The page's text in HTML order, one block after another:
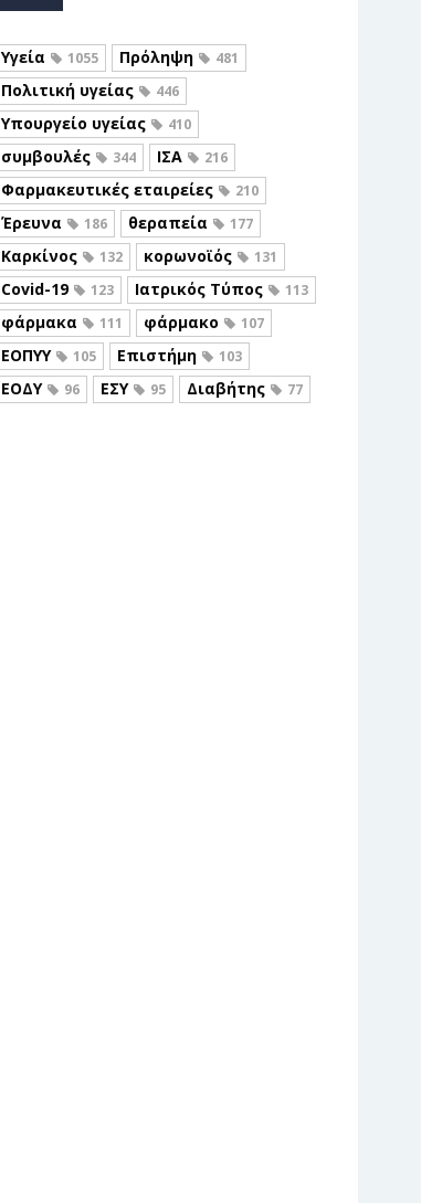
Υγεία 1055 Πρόληψη 481
Πολιτική υγείας 446
Υπουργείο υγείας 410
συμβουλές 344 ΙΣΑ 216
Φαρμακευτικές εταιρείες 210
Έρευνα 186 θεραπεία 177
Καρκίνος 132 κορωνοϊός 131
Covid-19 123 Ιατρικός Τύπος 113
φάρμακα 111 φάρμακο 107
ΕΟΠΥΥ 105 Επιστήμη 103
ΕΟΔΥ 96 ΕΣΥ 95 Διαβήτης 77